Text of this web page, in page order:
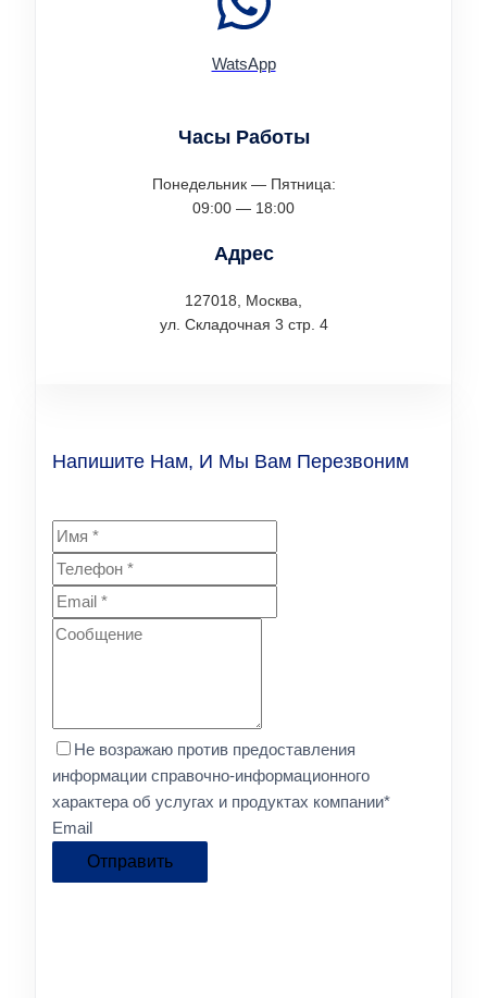
WatsApp
Часы Работы
Понедельник — Пятница:
09:00 — 18:00
Адрес
127018, Москва,
ул. Складочная 3 стр. 4
Напишите Нам, И Мы Вам Перезвоним
Не возражаю против предоставления
информации справочно-информационного
характера об услугах и продуктах компании*
Email
Отправить